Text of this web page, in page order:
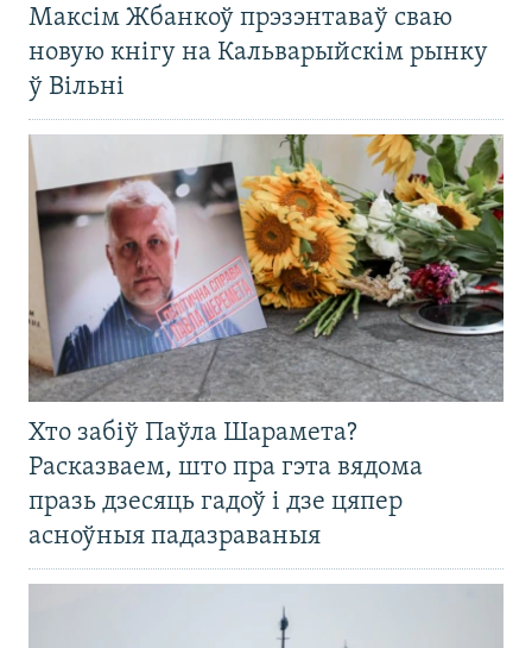
Максім Жбанкоў прэзэнтаваў сваю
новую кнігу на Кальварыйскім рынку
ў Вільні
Хто забіў Паўла Шарамета?
Расказваем, што пра гэта вядома
празь дзесяць гадоў і дзе цяпер
асноўныя падазраваныя